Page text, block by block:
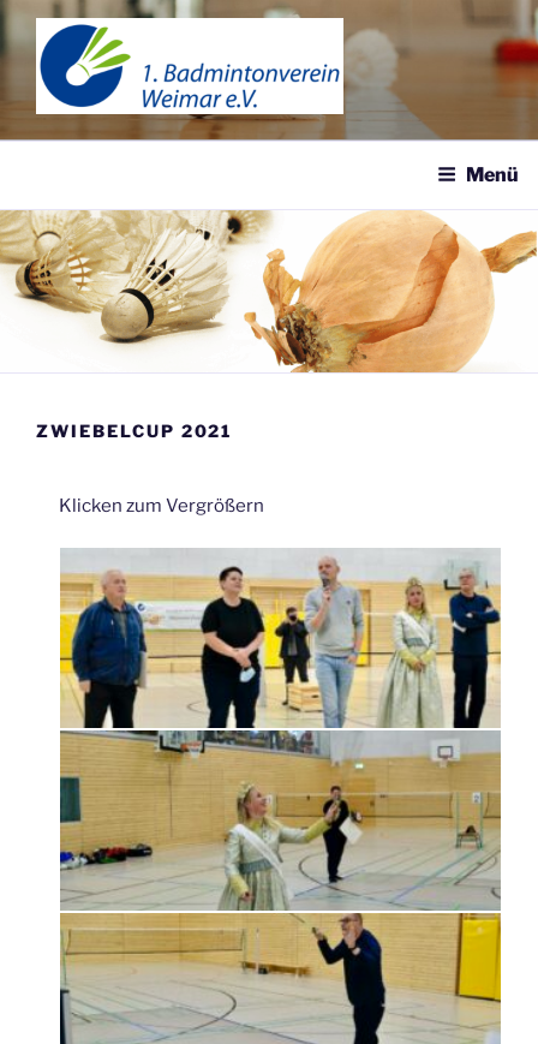
Zum
Inhalt
springen
1. BADMINTONVEREIN
Menü
ZWIEBELCUP 2021
Klicken zum Vergrößern